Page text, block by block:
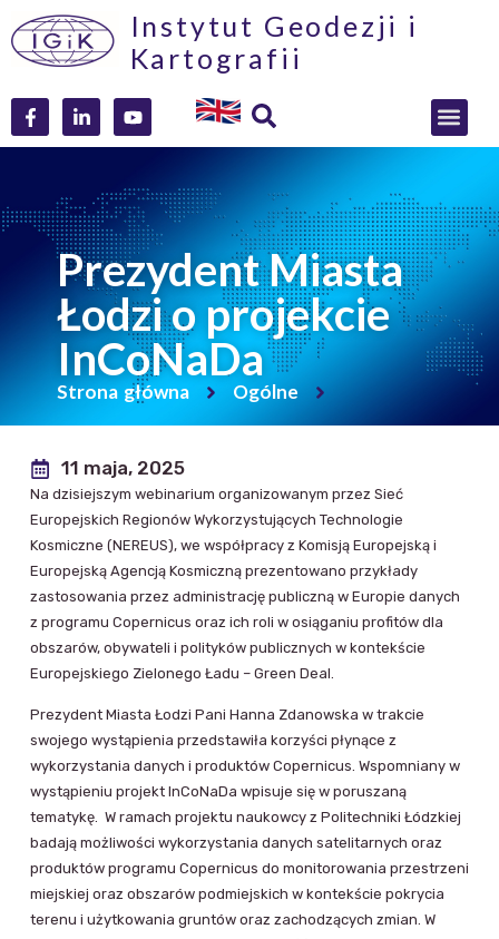
Instytut Geodezji i
Kartografii
Prezydent Miasta
Łodzi o projekcie
InCoNaDa
Strona główna Ogólne
11 maja, 2025
Na dzisiejszym webinarium organizowanym przez Sieć
Europejskich Regionów Wykorzystujących Technologie
Kosmiczne (NEREUS), we współpracy z Komisją Europejską i
Europejską Agencją Kosmiczną prezentowano przykłady
zastosowania przez administrację publiczną w Europie danych
z programu Copernicus oraz ich roli w osiąganiu profitów dla
obszarów, obywateli i polityków publicznych w kontekście
Europejskiego Zielonego Ładu – Green Deal.
Prezydent Miasta Łodzi Pani Hanna Zdanowska w trakcie
swojego wystąpienia przedstawiła korzyści płynące z
wykorzystania danych i produktów Copernicus. Wspomniany w
wystąpieniu projekt InCoNaDa wpisuje się w poruszaną
tematykę. W ramach projektu naukowcy z Politechniki Łódzkiej
badają możliwości wykorzystania danych satelitarnych oraz
produktów programu Copernicus do monitorowania przestrzeni
miejskiej oraz obszarów podmiejskich w kontekście pokrycia
terenu i użytkowania gruntów oraz zachodzących zmian. W